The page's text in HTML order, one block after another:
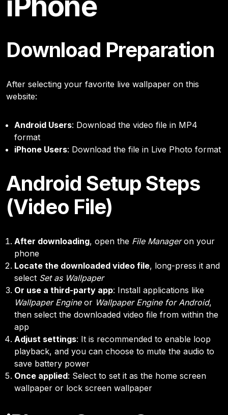
Download Preparation
After selecting your favorite live wallpaper on this
website:
Android Users: Download the video file in MP4
format
iPhone Users: Download the file in Live Photo format
Android Setup Steps
(Video File)
After downloading, open the File Manageron your
phone
Locate the downloaded video file, long-press it and
select Set as Wallpaper
Or use a third-party app: Install applications like
Wallpaper Engineor Wallpaper Engine for Android,
then select the downloaded video file from within the
app
Adjust settings: It is recommended to enable loop
playback, and you can choose to mute the audio to
save battery power
Once applied: Select to set it as the home screen
wallpaper or lock screen wallpaper